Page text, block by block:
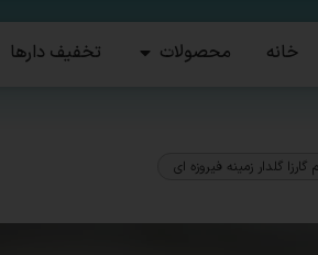
خانه محصولات تخفیف دارها
گلدار زمینه فیروزه ای